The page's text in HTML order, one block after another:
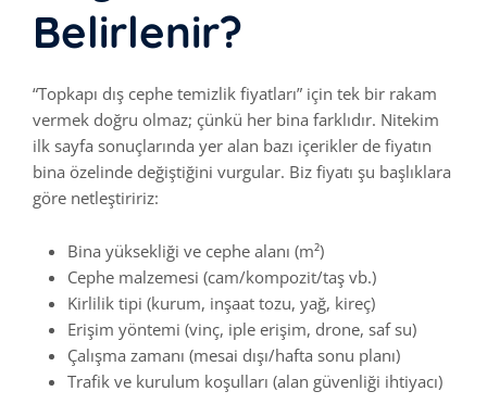
Belirlenir?
“Topkapı dış cephe temizlik fiyatları” için tek bir rakam
vermek doğru olmaz; çünkü her bina farklıdır. Nitekim
ilk sayfa sonuçlarında yer alan bazı içerikler de fiyatın
bina özelinde değiştiğini vurgular. Biz fiyatı şu başlıklara
göre netleştiririz:
Bina yüksekliği ve cephe alanı (m²)
Cephe malzemesi (cam/kompozit/taş vb.)
Kirlilik tipi (kurum, inşaat tozu, yağ, kireç)
Erişim yöntemi (vinç, iple erişim, drone, saf su)
Çalışma zamanı (mesai dışı/hafta sonu planı)
Trafik ve kurulum koşulları (alan güvenliği ihtiyacı)